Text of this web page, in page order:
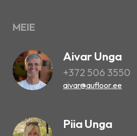
MEIE
Aivar Unga
+372 506 3550
aivar@aufloor.ee
Piia Unga